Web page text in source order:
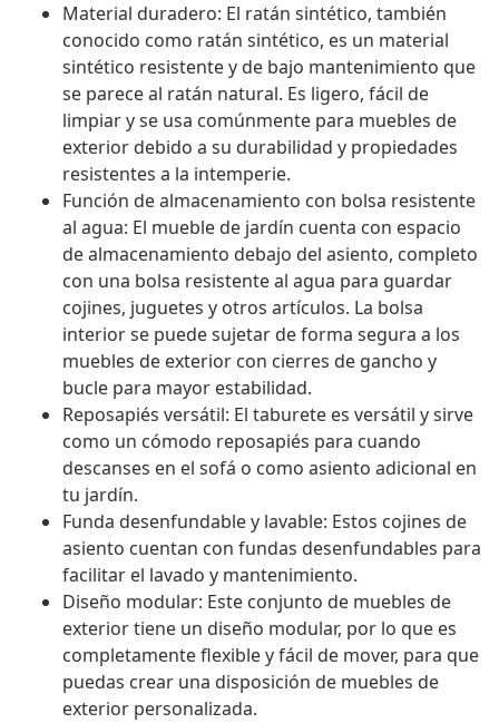
Material duradero: El ratán sintético, también
conocido como ratán sintético, es un material
sintético resistente y de bajo mantenimiento que
se parece al ratán natural. Es ligero, fácil de
limpiar y se usa comúnmente para muebles de
exterior debido a su durabilidad y propiedades
resistentes a la intemperie.
Función de almacenamiento con bolsa resistente
al agua: El mueble de jardín cuenta con espacio
de almacenamiento debajo del asiento, completo
con una bolsa resistente al agua para guardar
cojines, juguetes y otros artículos. La bolsa
interior se puede sujetar de forma segura a los
muebles de exterior con cierres de gancho y
bucle para mayor estabilidad.
Reposapiés versátil: El taburete es versátil y sirve
como un cómodo reposapiés para cuando
descanses en el sofá o como asiento adicional en
tu jardín.
Funda desenfundable y lavable: Estos cojines de
asiento cuentan con fundas desenfundables para
facilitar el lavado y mantenimiento.
Diseño modular: Este conjunto de muebles de
exterior tiene un diseño modular, por lo que es
completamente flexible y fácil de mover, para que
puedas crear una disposición de muebles de
exterior personalizada.